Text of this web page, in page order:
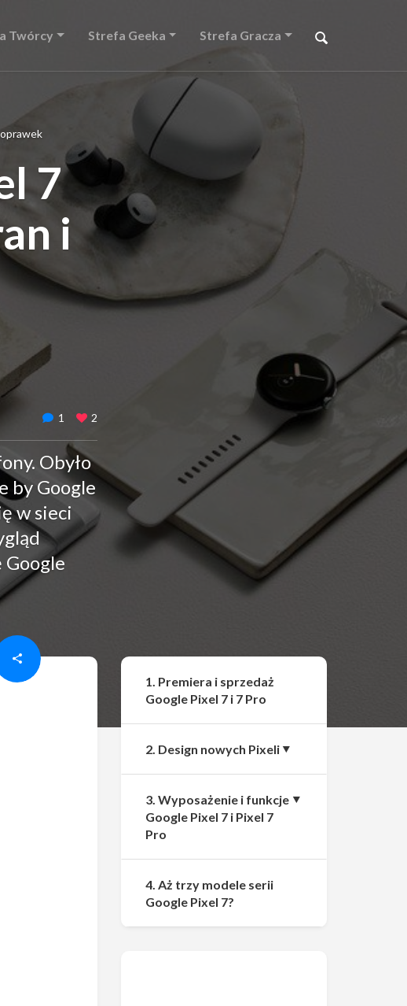
Twórcy Strefa Geeka Strefa Gracza
7
i
1 2
Obyło
by Google
w sieci
Google
1. Premiera i sprzedaż
Google Pixel 7 i 7 Pro
2. Design nowych Pixeli
3. Wyposażenie i funkcje
Google Pixel 7 i Pixel 7
Pro
4. Aż trzy modele serii
Google Pixel 7?